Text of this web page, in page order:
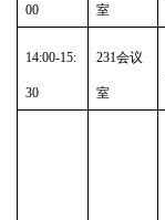
00 室
14:00-15:
30
231会议
室